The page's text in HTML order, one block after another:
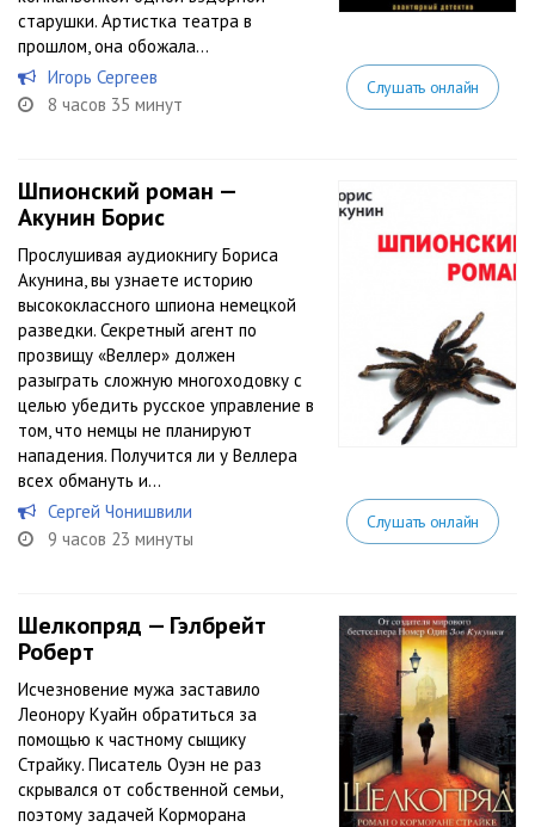
старушки. Артистка театра в
прошлом, она обожала...
Игорь Сергеев
8 часов 35 минут
Слушать онлайн
Шпионский роман —
Акунин Борис
Прослушивая аудиокнигу Бориса
Акунина, вы узнаете историю
высококлассного шпиона немецкой
разведки. Секретный агент по
прозвищу «Веллер» должен
разыграть сложную многоходовку с
целью убедить русское управление в
том, что немцы не планируют
нападения. Получится ли у Веллера
всех обмануть и...
Сергей Чонишвили
9 часов 23 минуты
Слушать онлайн
Шелкопряд — Гэлбрейт
Роберт
Исчезновение мужа заставило
Леонору Куайн обратиться за
помощью к частному сыщику
Страйку. Писатель Оуэн не раз
скрывался от собственной семьи,
поэтому задачей Корморана